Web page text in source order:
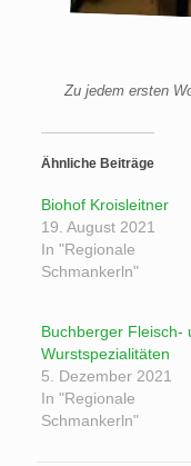
Zu jedem ersten
Ähnliche Beiträge
Biohof Kroisleitner
19. August 2021
In "Regionale
Schmankerln"
Buchberger Fleisch-
Wurstspezialitäten
5. Dezember 2021
In "Regionale
Schmankerln"